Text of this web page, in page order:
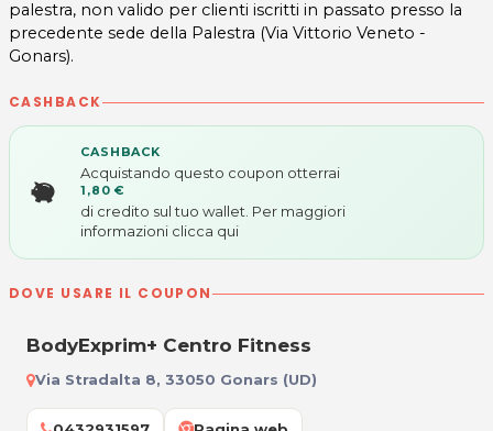
palestra, non valido per clienti iscritti in passato presso la
precedente sede della Palestra (Via Vittorio Veneto -
Gonars).
CASHBACK
CASHBACK
Acquistando questo coupon otterrai
1,80 €
di credito sul tuo wallet. Per maggiori
informazioni clicca qui
DOVE USARE IL COUPON
BodyExprim+ Centro Fitness
Via Stradalta 8, 33050 Gonars (UD)